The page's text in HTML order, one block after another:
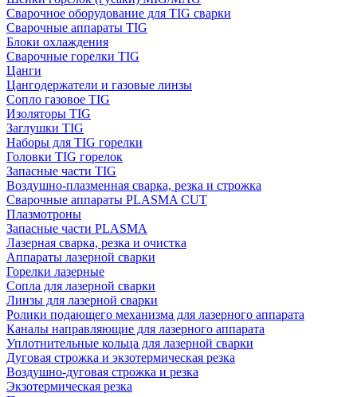
Сварочное оборудование для TIG сварки
Сварочные аппараты TIG
Блоки охлаждения
Сварочные горелки TIG
Цанги
Цангодержатели и газовые линзы
Сопло газовое TIG
Изоляторы TIG
Заглушки TIG
Наборы для TIG горелки
Головки TIG горелок
Запасные части TIG
Воздушно-плазменная сварка, резка и строжка
Сварочные аппараты PLASMA CUT
Плазмотроны
Запасные части PLASMA
Лазерная сварка, резка и очистка
Аппараты лазерной сварки
Горелки лазерные
Сопла для лазерной сварки
Линзы для лазерной сварки
Ролики подающего механизма для лазерного аппарата
Каналы направляющие для лазерного аппарата
Уплотнительные кольца для лазерной сварки
Дуговая строжка и экзотермическая резка
Воздушно-дуговая строжка и резка
Экзотермическая резка